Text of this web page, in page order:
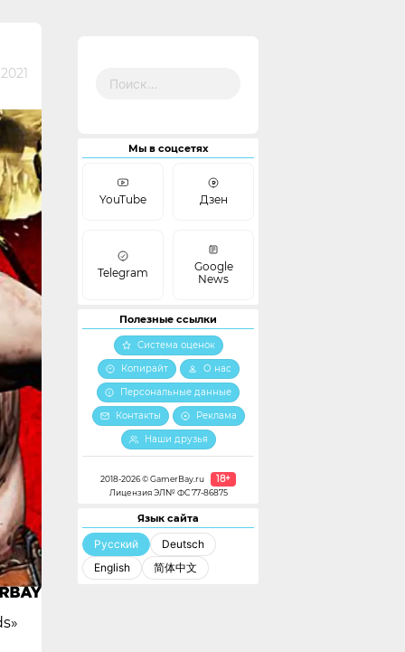
Мы в соцсетях
YouTube Дзен
Telegram
Google
News
Полезные ссылки
Система оценок
Копирайт
О нас
Персональные данные
Контакты
Реклама
Наши друзья
2018-2026 © GamerBay.ru 18+
Лицензия ЭЛ№ ФС 77-86875
Язык сайта
Русский
Deutsch
English
简体中文